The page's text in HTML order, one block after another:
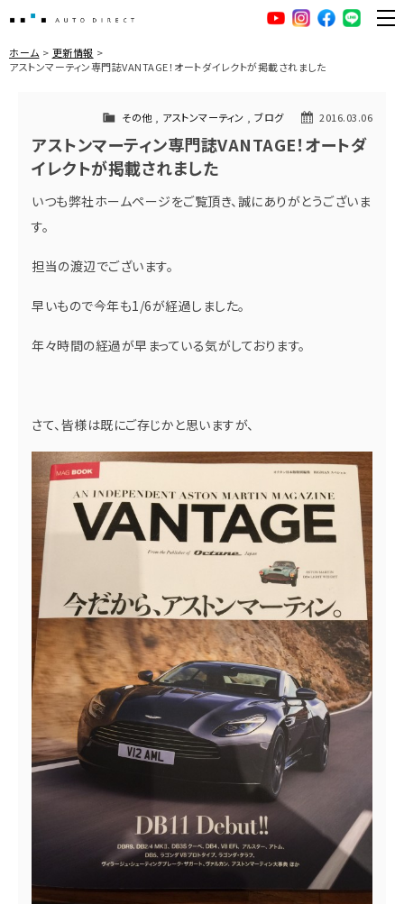
AUTO DIRECT YouTubeInstagramfacebook
LINE
ホーム
更新情報
アストンマーティン専門誌VANTAGE！オートダイレクトが掲載されました
2016.03.06
その他 アストンマーティン ブログ
アストンマーティン専門誌VANTAGE！オートダ
イレクトが掲載されました
いつも弊社ホームページをご覧頂き、誠にありがとうございま
す。
担当の渡辺でございます。
早いもので今年も1/6が経過しました。
年々時間の経過が早まっている気がしております。
さて、皆様は既にご存じかと思いますが、